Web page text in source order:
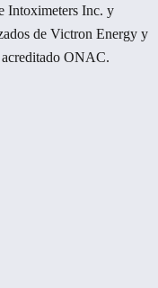
Intoximeters Inc. y
de Victron Energy y
ONAC.